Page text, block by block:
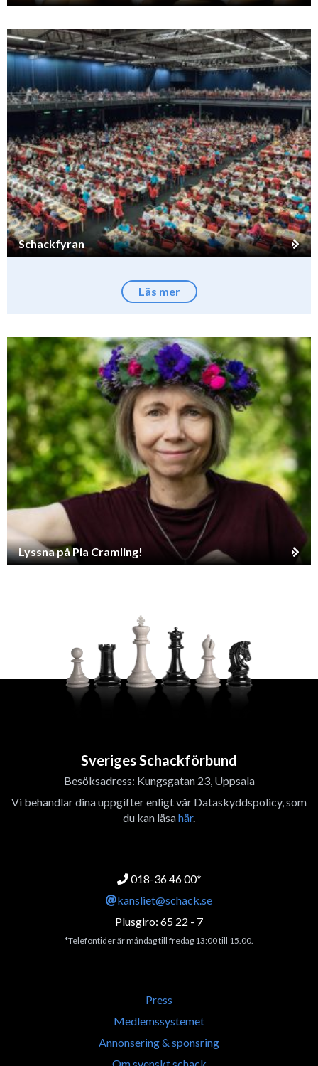
Schackfyran
Läs mer
Lyssna på Pia Cramling!
Sveriges Schackförbund
Besöksadress: Kungsgatan 23, Uppsala
Vi behandlar dina uppgifter enligt vår Dataskyddspolicy, som
du kan läsahär.
018-36 46 00*
kansliet@schack.se
Plusgiro: 65 22 - 7
*Telefontider är måndag till fredag 13:00 till 15.00.
Press
Medlemssystemet
Annonsering & sponsring